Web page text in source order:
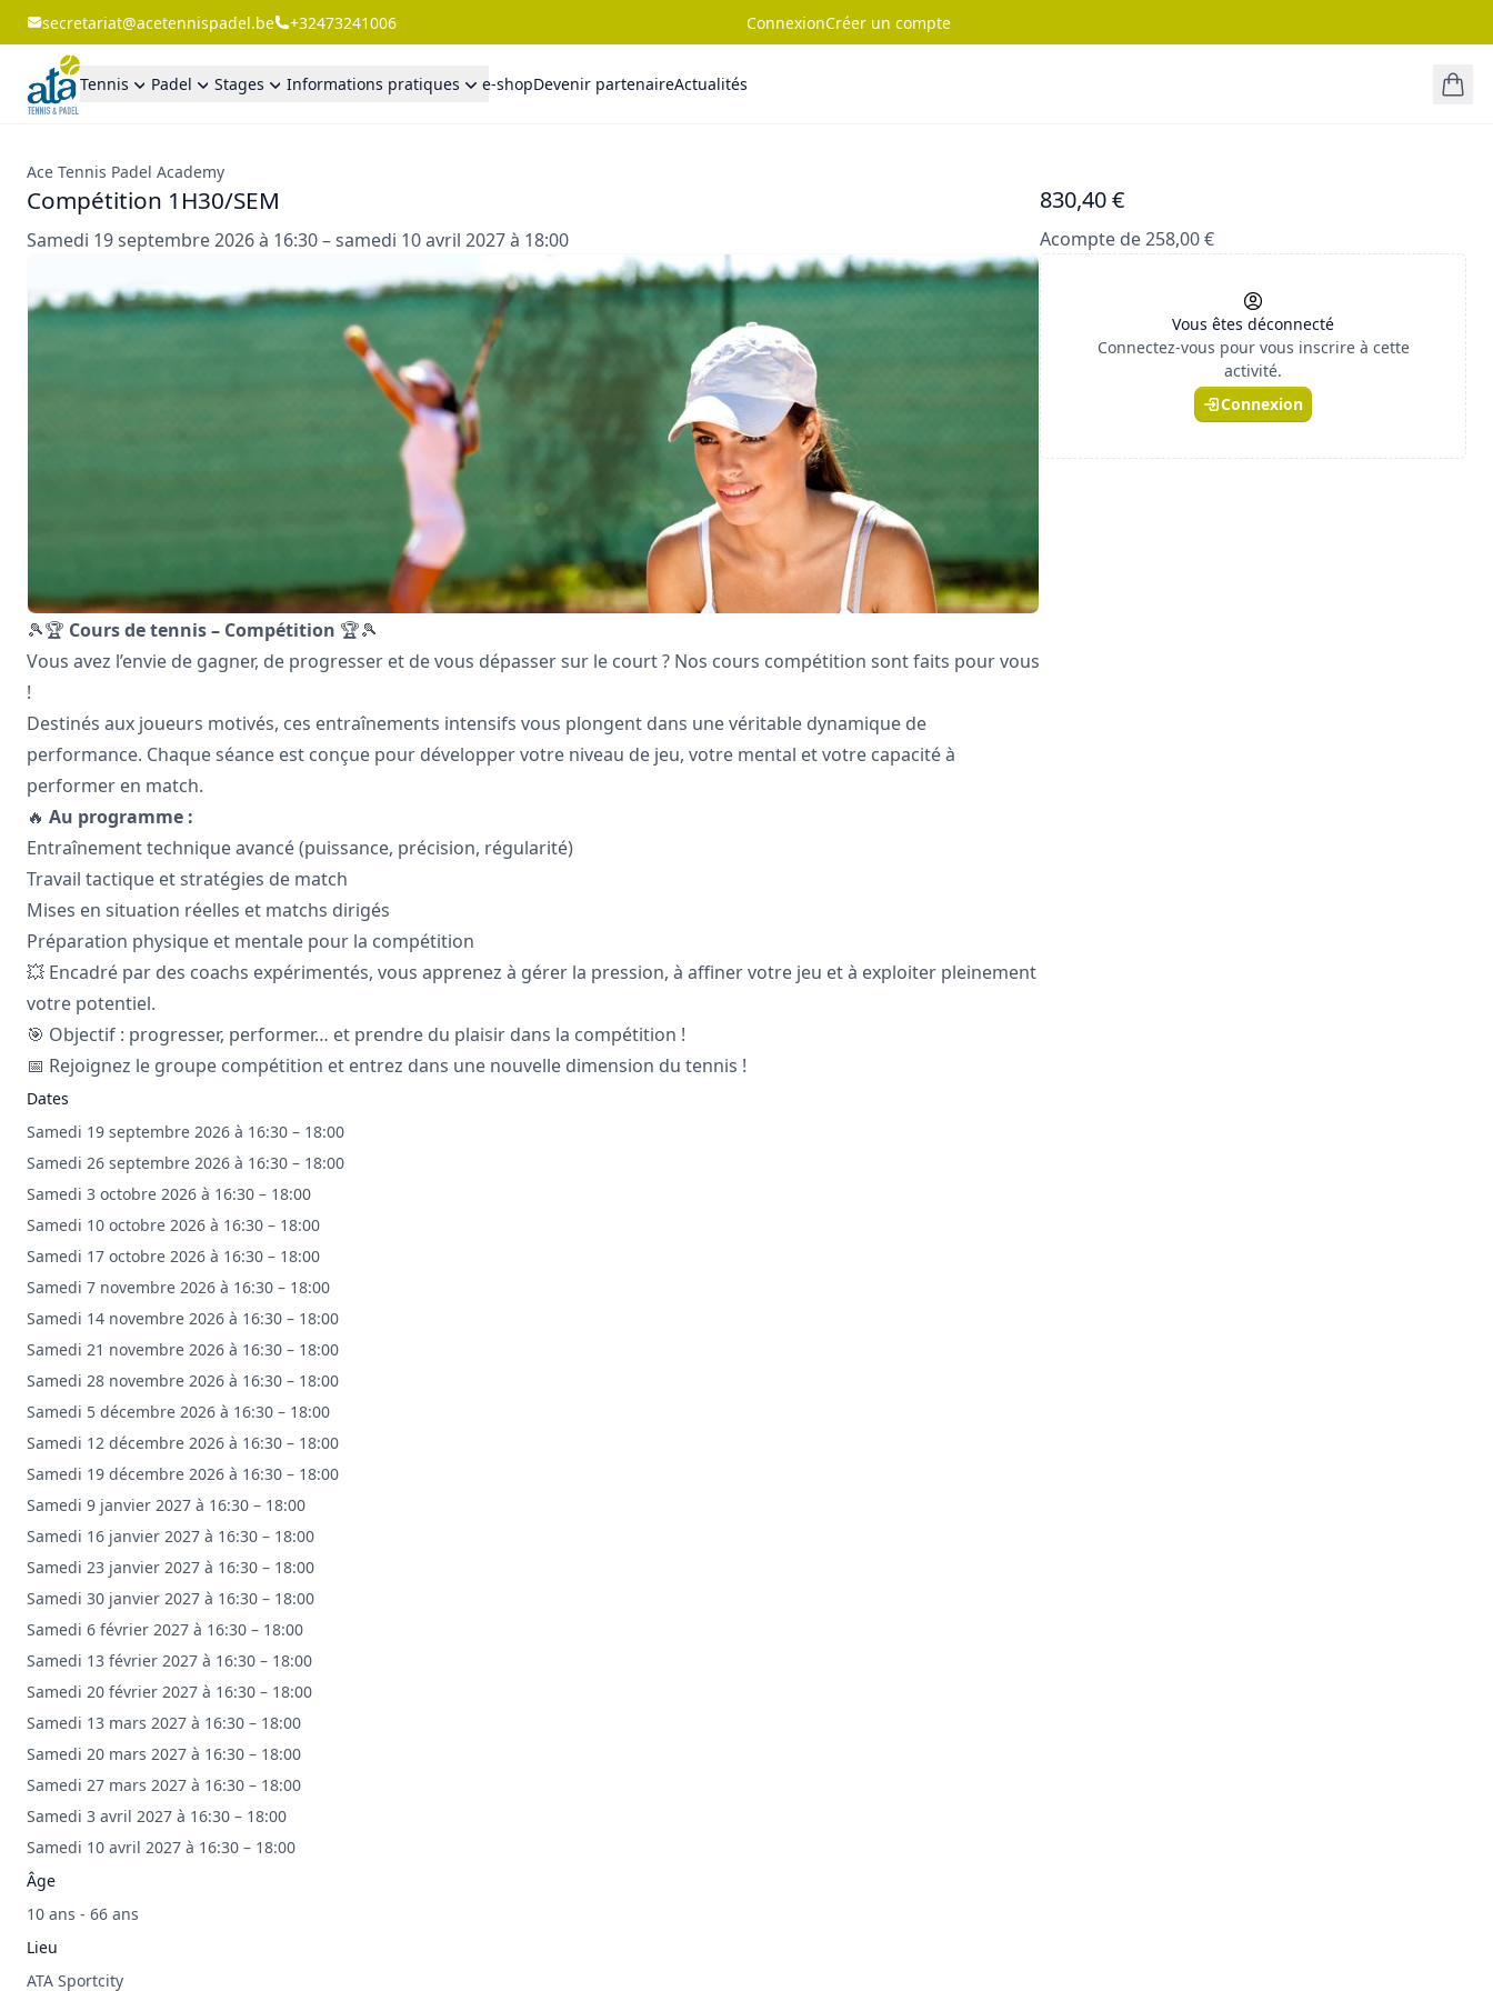
secretariat@acetennispadel.be +32473241006 ConnexionCréer un compte
Tennis Padel Stages Informations pratiques e-shopDevenir partenaireActualités
Ace Tennis Padel Academy
Compétition 1H30/SEM
Samedi 19 septembre 2026 à 16:30 – samedi 10 avril 2027 à 18:00
830,40 €
Acompte de 258,00 €
🎾🏆 Cours de tennis – Compétition 🏆🎾
Vous avez l’envie de gagner, de progresser et de vous dépasser sur le court ? Nos cours compétition sont faits pour vous
!
Destinés aux joueurs motivés, ces entraînements intensifs vous plongent dans une véritable dynamique de
performance. Chaque séance est conçue pour développer votre niveau de jeu, votre mental et votre capacité à
performer en match.
🔥 Au programme :
Entraînement technique avancé (puissance, précision, régularité)
Travail tactique et stratégies de match
Mises en situation réelles et matchs dirigés
Préparation physique et mentale pour la compétition
💥 Encadré par des coachs expérimentés, vous apprenez à gérer la pression, à affiner votre jeu et à exploiter pleinement
votre potentiel.
🎯 Objectif : progresser, performer… et prendre du plaisir dans la compétition !
📅 Rejoignez le groupe compétition et entrez dans une nouvelle dimension du tennis !
Dates
Samedi 19 septembre 2026 à 16:30 – 18:00
Samedi 26 septembre 2026 à 16:30 – 18:00
Samedi 3 octobre 2026 à 16:30 – 18:00
Samedi 10 octobre 2026 à 16:30 – 18:00
Samedi 17 octobre 2026 à 16:30 – 18:00
Samedi 7 novembre 2026 à 16:30 – 18:00
Samedi 14 novembre 2026 à 16:30 – 18:00
Samedi 21 novembre 2026 à 16:30 – 18:00
Samedi 28 novembre 2026 à 16:30 – 18:00
Samedi 5 décembre 2026 à 16:30 – 18:00
Samedi 12 décembre 2026 à 16:30 – 18:00
Samedi 19 décembre 2026 à 16:30 – 18:00
Samedi 9 janvier 2027 à 16:30 – 18:00
Samedi 16 janvier 2027 à 16:30 – 18:00
Samedi 23 janvier 2027 à 16:30 – 18:00
Samedi 30 janvier 2027 à 16:30 – 18:00
Samedi 6 février 2027 à 16:30 – 18:00
Samedi 13 février 2027 à 16:30 – 18:00
Samedi 20 février 2027 à 16:30 – 18:00
Samedi 13 mars 2027 à 16:30 – 18:00
Samedi 20 mars 2027 à 16:30 – 18:00
Samedi 27 mars 2027 à 16:30 – 18:00
Samedi 3 avril 2027 à 16:30 – 18:00
Samedi 10 avril 2027 à 16:30 – 18:00
Âge
10 ans - 66 ans
Lieu
ATA Sportcity
Vous êtes déconnecté
Connectez-vous pour vous inscrire à cette
activité.
Connexion